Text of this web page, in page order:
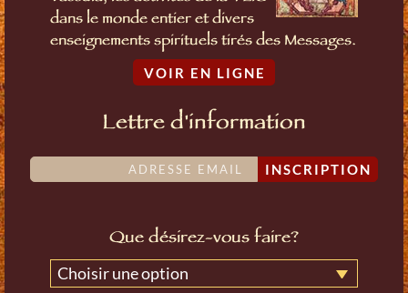
dans le monde entier et divers
enseignements spirituels tirés des Messages.
VOIR EN LIGNE
Lettre d'information
INSCRIPTION
Que désirez-vous faire?
Choisir une option